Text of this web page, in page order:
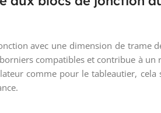
avec une dimension de trame
compatibles et contribue à un
comme pour le tableautier,